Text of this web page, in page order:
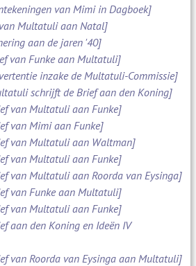
van Mimi in Dagboek]
Multatuli aan Natal]
aan de jaren '40]
van Funke aan Multatuli]
inzake de Multatuli-Commissie]
schrijft de Brief aan den Koning]
van Multatuli aan Funke]
van Mimi aan Funke]
van Multatuli aan Waltman]
van Multatuli aan Funke]
van Multatuli aan Roorda van Eysinga]
van Funke aan Multatuli]
van Multatuli aan Funke]
aan den Koning en Ideën IV
van Roorda van Eysinga aan Multatuli]